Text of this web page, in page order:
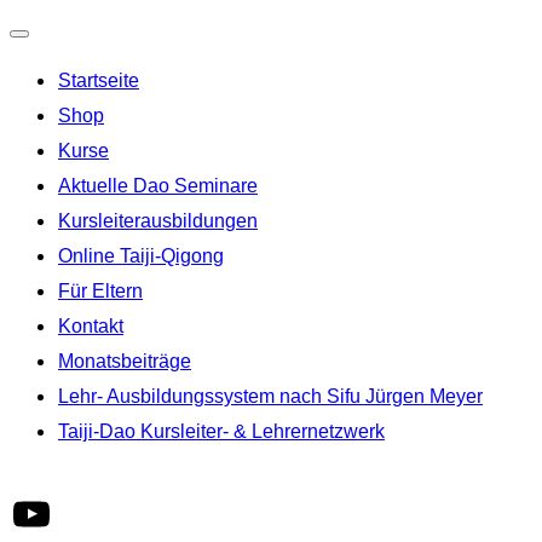
umschalten
Startseite
Shop
Kurse
Aktuelle Dao Seminare
Kursleiterausbildungen
Online Taiji-Qigong
Für Eltern
Kontakt
Monatsbeiträge
Lehr- Ausbildungssystem nach Sifu Jürgen Meyer
Taiji-Dao Kursleiter- & Lehrernetzwerk
YouTube